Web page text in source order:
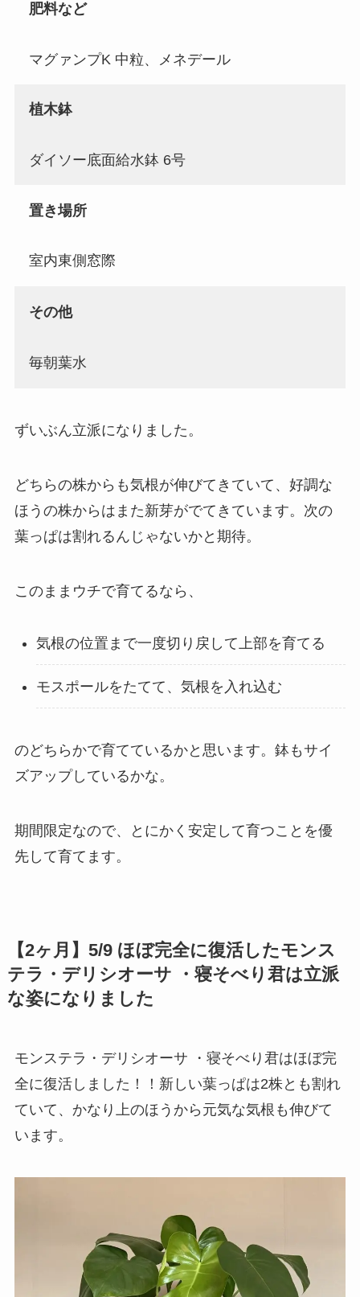
肥料など
マグァンプK 中粒、メネデール
植木鉢
ダイソー底面給水鉢 6号
置き場所
室内東側窓際
その他
毎朝葉水
ずいぶん立派になりました。
どちらの株からも気根が伸びてきていて、好調な
ほうの株からはまた新芽がでてきています。次の
葉っぱは割れるんじゃないかと期待。
このままウチで育てるなら、
気根の位置まで一度切り戻して上部を育てる
モスポールをたてて、気根を入れ込む
のどちらかで育てているかと思います。鉢もサイ
ズアップしているかな。
期間限定なので、とにかく安定して育つことを優
先して育てます。
【2ヶ月】5/9 ほぼ完全に復活したモンス
テラ・デリシオーサ ・寝そべり君は立派
な姿になりました
モンステラ・デリシオーサ ・寝そべり君はほぼ完
全に復活しました！！新しい葉っぱは2株とも割れ
ていて、かなり上のほうから元気な気根も伸びて
います。